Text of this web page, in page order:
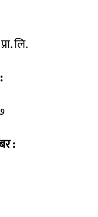
लि.
: